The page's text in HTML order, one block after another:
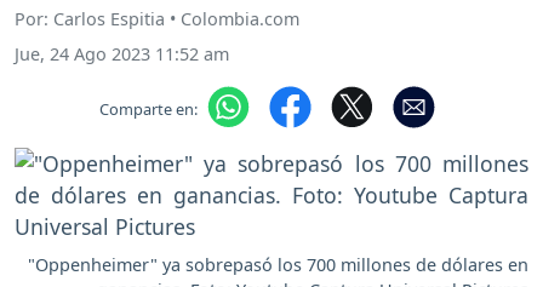
Por: Carlos Espitia • Colombia.com
Jue, 24 Ago 2023 11:52 am
Comparte en:
"Oppenheimer" ya sobrepasó los 700 millones de dólares en